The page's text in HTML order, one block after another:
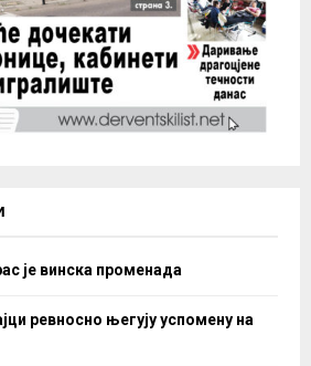
је винска променада
ревносно његују успомену на